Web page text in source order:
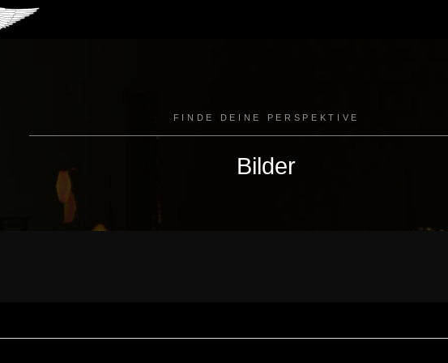
FINDE DEINE PERSPEKTIVE
Bilder